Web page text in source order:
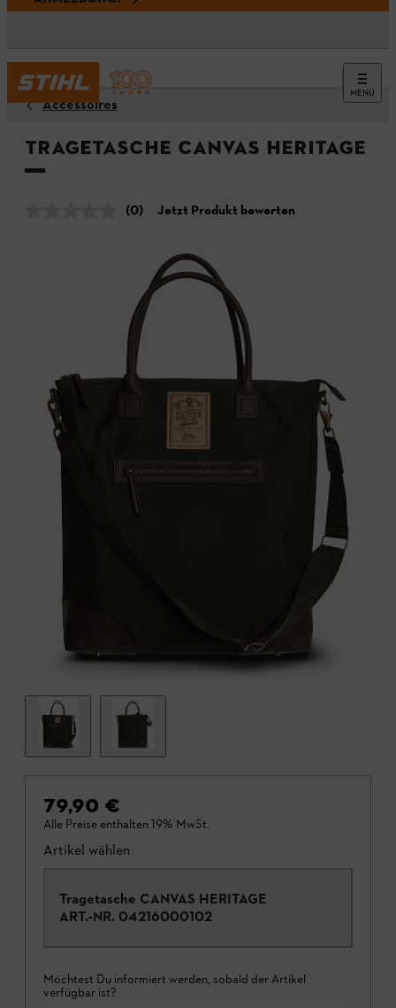
MENÜ
Accessoires
Tragetasche CANVAS HERITAGE
(0) Jetzt Produkt bewerten
79,90 €
Alle Preise enthalten 19% MwSt.
Artikel wählen
Tragetasche CANVAS HERITAGE
ART.-NR. 04216000102
Möchtest Du informiert werden, sobald der Artikel
verfügbar ist?